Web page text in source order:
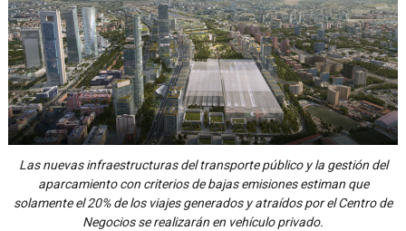
Las nuevas infraestructuras del transporte público y la gestión del
aparcamiento con criterios de bajas emisiones estiman que
solamente el 20% de los viajes generados y atraídos por el Centro de
Negocios se realizarán en vehículo privado.